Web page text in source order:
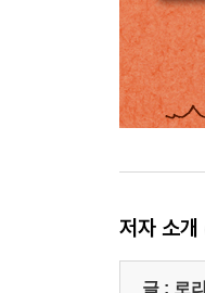
저자 소개
글 : 로